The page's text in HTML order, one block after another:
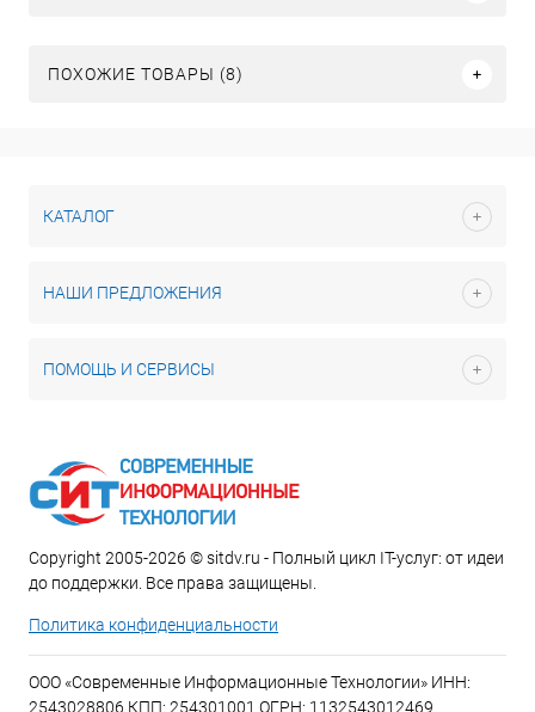
ПОХОЖИЕ ТОВАРЫ (8)
КАТАЛОГ
НАШИ ПРЕДЛОЖЕНИЯ
ПОМОЩЬ И СЕРВИСЫ
Copyright 2005-2026 © sitdv.ru - Полный цикл IT-услуг: от идеи
до поддержки. Все права защищены.
Политика конфиденциальности
ООО «Современные Информационные Технологии» ИНН:
2543028806 КПП: 254301001 ОГРН: 1132543012469